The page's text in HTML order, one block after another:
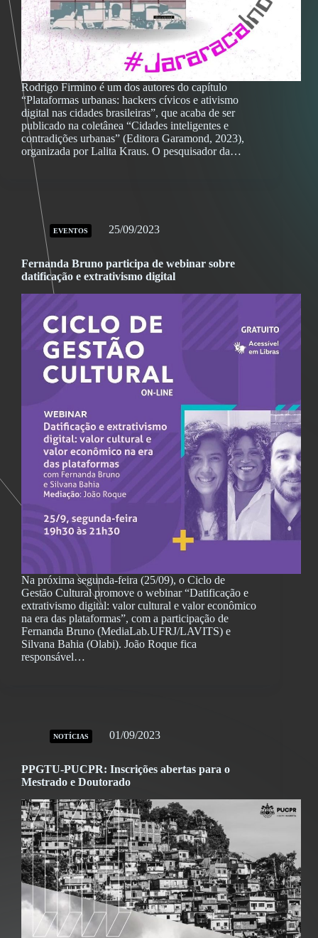
Rodrigo Firmino é um dos autores do capítulo
“Plataformas urbanas: hackers cívicos e ativismo
digital nas cidades brasileiras”, que acaba de ser
publicado na coletânea “Cidades inteligentes e
contradições urbanas” (Editora Garamond, 2023),
organizada por Lalita Kraus. O pesquisador da…
EVENTOS 25/09/2023
Fernanda Bruno participa de webinar sobre
datificação e extrativismo digital
Na próxima segunda-feira (25/09), o Ciclo de
Gestão Cultural promove o webinar “Datificação e
extrativismo digital: valor cultural e valor econômico
na era das plataformas”, com a participação de
Fernanda Bruno (MediaLab.UFRJ/LAVITS) e
Silvana Bahia (Olabi). João Roque fica
responsável…
NOTÍCIAS 01/09/2023
PPGTU-PUCPR: Inscrições abertas para o
Mestrado e Doutorado